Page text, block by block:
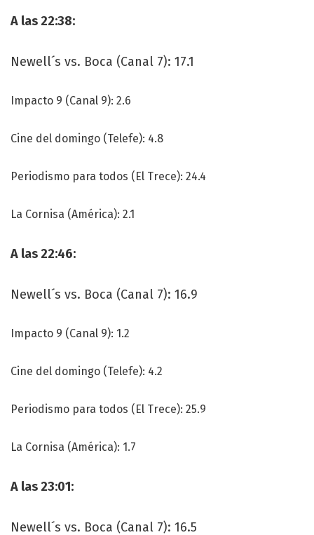
A las 22:38:
Newell´s vs. Boca (Canal 7): 17.1
Impacto 9 (Canal 9): 2.6
Cine del domingo (Telefe): 4.8
Periodismo para todos (El Trece): 24.4
La Cornisa (América): 2.1
A las 22:46:
Newell´s vs. Boca (Canal 7): 16.9
Impacto 9 (Canal 9): 1.2
Cine del domingo (Telefe): 4.2
Periodismo para todos (El Trece): 25.9
La Cornisa (América): 1.7
A las 23:01:
Newell´s vs. Boca (Canal 7): 16.5